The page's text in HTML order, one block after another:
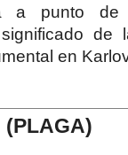
a punto de
de
en
(PLAGA)